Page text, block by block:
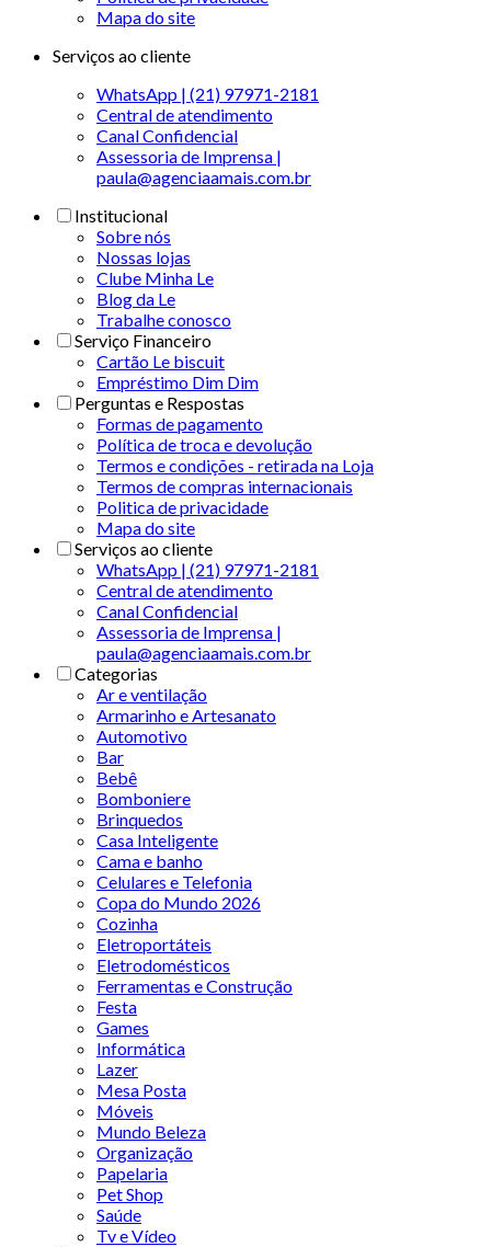
Mapa do site
Serviços ao cliente
WhatsApp | (21) 97971-2181
Central de atendimento
Canal Confidencial
Assessoria de Imprensa |
paula@agenciaamais.com.br
Institucional
Sobre nós
Nossas lojas
Clube Minha Le
Blog da Le
Trabalhe conosco
Serviço Financeiro
Cartão Le biscuit
Empréstimo Dim Dim
Perguntas e Respostas
Formas de pagamento
Política de troca e devolução
Termos e condições - retirada na Loja
Termos de compras internacionais
Politica de privacidade
Mapa do site
Serviços ao cliente
WhatsApp | (21) 97971-2181
Central de atendimento
Canal Confidencial
Assessoria de Imprensa |
paula@agenciaamais.com.br
Categorias
Ar e ventilação
Armarinho e Artesanato
Automotivo
Bar
Bebê
Bomboniere
Brinquedos
Casa Inteligente
Cama e banho
Celulares e Telefonia
Copa do Mundo 2026
Cozinha
Eletroportáteis
Eletrodomésticos
Ferramentas e Construção
Festa
Games
Informática
Lazer
Mesa Posta
Móveis
Mundo Beleza
Organização
Papelaria
Pet Shop
Saúde
Tv e Vídeo